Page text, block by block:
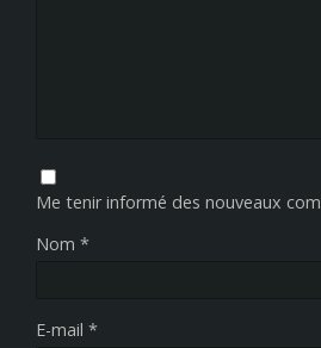
Me tenir informé des nouveaux
Nom *
E-mail *